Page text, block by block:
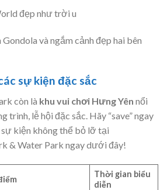
Gondola và ngắm cảnh đẹp hai bên
sự kiện đặc sắc
còn là khu vui chơi Hưng Yên nổi
trình, lễ hội đặc sắc. Hãy “save” ngay
kiện không thể bỏ lỡ tại
& Water Park ngay dưới đây!
Thời gian biểu
diễn